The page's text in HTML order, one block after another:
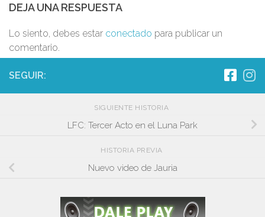
DEJA UNA RESPUESTA
Lo siento, debes estar conectado para publicar un
comentario.
SEGUIR:
SIGUIENTE HISTORIA
LFC: Tercer Acto en el Luna Park
HISTORIA PREVIA
Nuevo video de Jauria